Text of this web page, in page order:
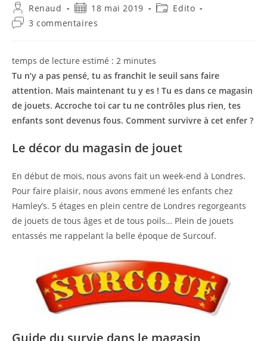
Auteur/autrice
de
la
Renaud
Publication
publiée :
18 mai 2019
PostEdito
Commentaires
publication :
3 commentaires
temps de lecture estimé : 2 minutes
Tu n’y a pas pensé, tu as franchit le seuil sans faire
attention. Mais maintenant tu y es ! Tu es dans ce magasin
de jouets. Accroche toi car tu ne contrôles plus rien, tes
enfants sont devenus fous. Comment survivre à cet enfer ?
Le décor du magasin de jouet
En début de mois, nous avons fait un week-end à Londres.
Pour faire plaisir, nous avons emmené les enfants chez
Hamley’s. 5 étages en plein centre de Londres regorgeants
de jouets de tous âges et de tous poils… Plein de jouets
entassés me rappelant la belle époque de Surcouf.
Guide du survie dans le magasin